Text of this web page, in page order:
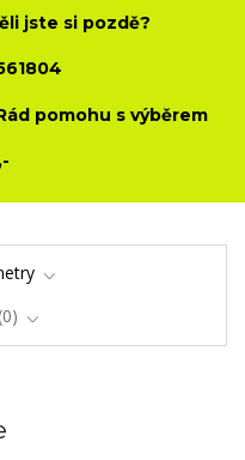
jste si pozdě?
pomohu s výběrem
0